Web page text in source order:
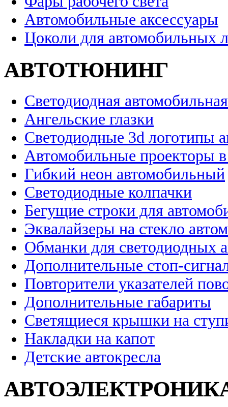
Автомобильные аксессуары
Цоколи для автомобильных
АВТОТЮНИНГ
Светодиодная
Ангельские глазки
Светодиодные 3d логотипы
Автомобильные проекторы
Гибкий неон автомобильный
Светодиодные колпачки
Бегущие строки для
Эквалайзеры на стекло
Обманки для светодиодных
Дополнительные стоп-
Повторители указателей
Дополнительные габариты
Светящиеся крышки на
Накладки на капот
Детские автокресла